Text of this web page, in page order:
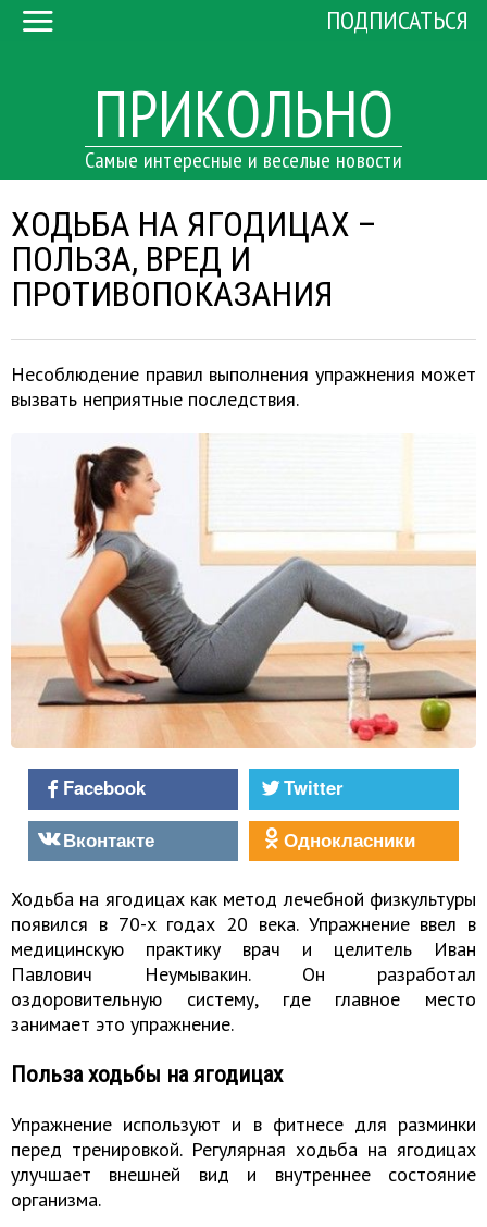
ПРИКОЛЬНО
Самые интересные и веселые новости
ПОДПИСАТЬСЯ
ХОДЬБА НА ЯГОДИЦАХ –
ПОЛЬЗА, ВРЕД И
ПРОТИВОПОКАЗАНИЯ
Несоблюдение правил выполнения упражнения может
вызвать неприятные последствия.
Facebook
Twitter
Вконтакте
Однокласники
Ходьба на ягодицах как метод лечебной физкультуры
появился в 70-х годах 20 века. Упражнение ввел в
медицинскую практику врач и целитель Иван
Павлович Неумывакин. Он разработал
оздоровительную систему, где главное место
занимает это упражнение.
Польза ходьбы на ягодицах
Упражнение используют и в фитнесе для разминки
перед тренировкой. Регулярная ходьба на ягодицах
улучшает внешней вид и внутреннее состояние
организма.